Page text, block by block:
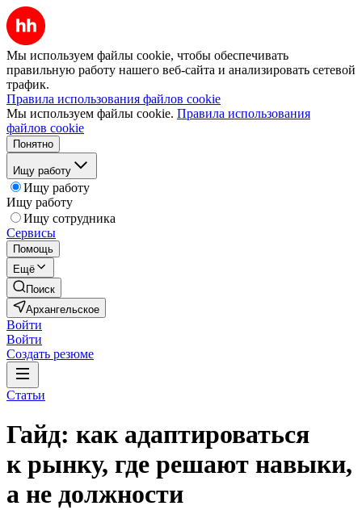
Мы используем файлы cookie, чтобы обеспечивать
правильную работу нашего веб-сайта и анализировать сетевой
трафик.
Правила использования файлов cookie
Мы используем файлы cookie. Правила использования
файлов cookie
Понятно
Ищу работу
Ищу работу
Ищу работу
Ищу сотрудника
Сервисы
Помощь
Ещё
Поиск
Архангельское
Войти
Войти
Создать резюме
Статьи
Гайд: как адаптироваться
к рынку, где решают навыки,
а не должности